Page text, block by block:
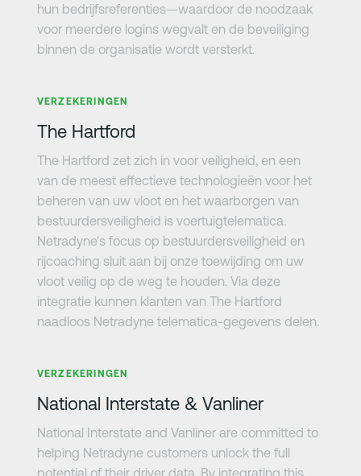
hun bedrijfsreferenties—waardoor de noodzaak
voor meerdere logins wegvalt en de beveiliging
binnen de organisatie wordt versterkt.
VERZEKERINGEN
The Hartford
The Hartford zet zich in voor veiligheid, en een
van de meest effectieve technologieën voor het
beheren van uw vloot en het waarborgen van
bestuurdersveiligheid is voertuigtelematica.
Netradyne's focus op bestuurdersveiligheid en
rijcoaching sluit aan bij onze toewijding om uw
vloot veilig op de weg te houden. Via deze
integratie kunnen klanten van The Hartford
naadloos Netradyne telematica-gegevens delen.
VERZEKERINGEN
National Interstate & Vanliner
National Interstate and Vanliner are committed to
helping Netradyne customers unlock the full
potential of their driver data. By integrating this